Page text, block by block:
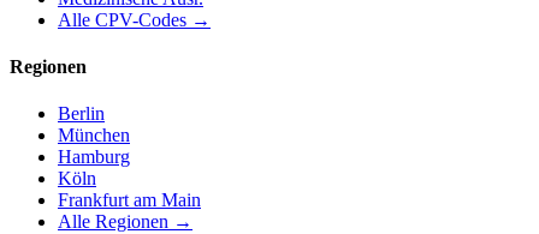
Alle CPV-Codes →
Regionen
Berlin
München
Hamburg
Köln
Frankfurt am Main
Alle Regionen →